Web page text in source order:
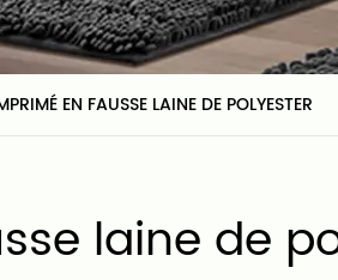
EN FAUSSE LAINE DE POLYESTER
laine de